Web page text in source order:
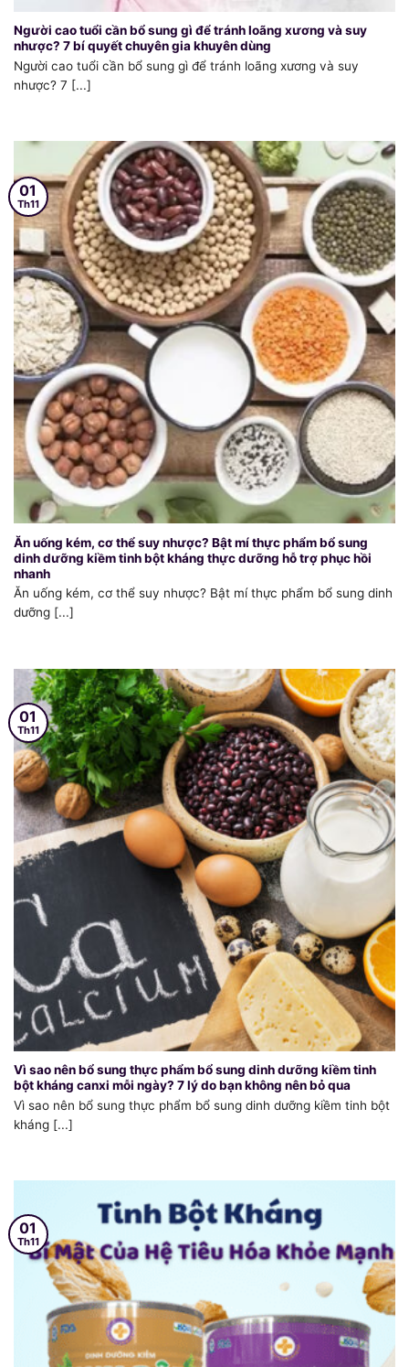
Người cao tuổi cần bổ sung gì để tránh loãng xương và suy
nhược? 7 bí quyết chuyên gia khuyên dùng
Người cao tuổi cần bổ sung gì để tránh loãng xương và suy
nhược? 7 [...]
Ăn uống kém, cơ thể suy nhược? Bật mí thực phẩm bổ sung
dinh dưỡng kiềm tinh bột kháng thực dưỡng hỗ trợ phục hồi
nhanh
Ăn uống kém, cơ thể suy nhược? Bật mí thực phẩm bổ sung dinh
dưỡng [...]
01
Th11
Vì sao nên bổ sung thực phẩm bổ sung dinh dưỡng kiềm tinh
bột kháng canxi mỗi ngày? 7 lý do bạn không nên bỏ qua
Vì sao nên bổ sung thực phẩm bổ sung dinh dưỡng kiềm tinh bột
kháng [...]
01
Th11
01
Th11